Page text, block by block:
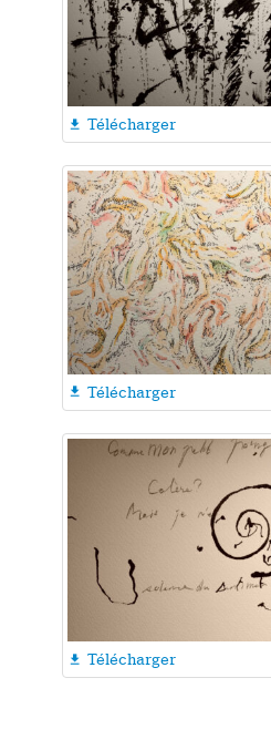
 Télécharger
 Télécharger
 Télécharger